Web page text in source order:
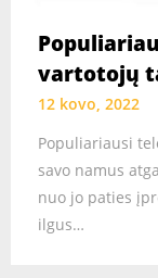
vartotojų
12 kovo, 2022
Populiariausi
savo namus
nuo jo paties
ilgus…